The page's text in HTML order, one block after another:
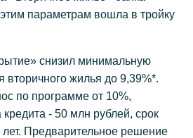
параметрам вошла в тройку
снизил минимальную
вторичного жилья до 9,39%*.
по программе от 10%,
- 50 млн рублей, срок
лет. Предварительное решение